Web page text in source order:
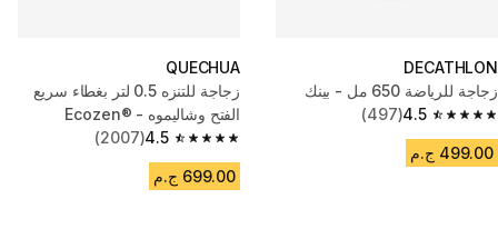
DECATHLON
زجاجة للرياضة 650 مل - بينك
4.5
4.5 out of 5 stars from 497 reviews
(497)
499.00 ج.م
QUECHUA
‎‎‎زجاجة للتنزه 0.5 لتر بغطاء سريع
الفتح وشاليموه - Ecozen®‎
4.5
4.5 out of 5 stars from 2007 reviews
(2007)
699.00 ج.م